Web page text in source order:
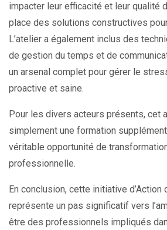
impacter leur efficacité et leur qualité
place des solutions constructives
L’atelier a également inclus des
de gestion du temps et de
un arsenal complet pour gérer le
proactive et saine.
Pour les divers acteurs présents, cet
simplement une formation
véritable opportunité de
professionnelle.
En conclusion, cette initiative d’Action
représente un pas significatif vers
être des professionnels impliqués